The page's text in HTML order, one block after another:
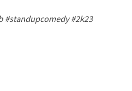
#standupcomedy #2k23